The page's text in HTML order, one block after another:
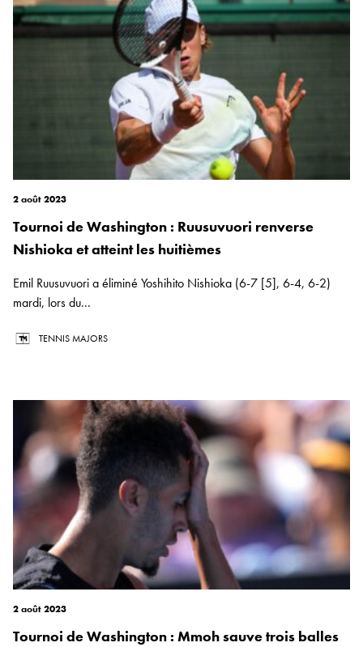
2 août 2023
Tournoi de Washington : Ruusuvuori renverse
Nishioka et atteint les huitièmes
Emil Ruusuvuori a éliminé Yoshihito Nishioka (6-7 [5], 6-4, 6-2)
mardi, lors du...
TENNIS MAJORS
2 août 2023
Tournoi de Washington : Mmoh sauve trois balles